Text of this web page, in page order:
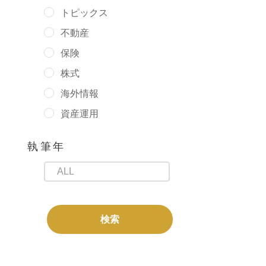
トピックス
不動産
保険
株式
海外情報
資産運用
執筆年